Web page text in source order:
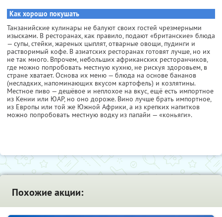
Как хорошо покушать
Танзанийские кулинары не балуют своих гостей чрезмерными
изысками. В ресторанах, как правило, подают «британские» блюда
— супы, стейки, жареных цыплят, отварные овощи, пудинги и
растворимый кофе. В азиатских ресторанах готовят лучше, но их
не так много. Впрочем, небольших африканских ресторанчиков,
где можно попробовать местную кухню, не рискуя здоровьем, в
стране хватает. Основа их меню — блюда на основе бананов
(несладких, напоминающих вкусом картофель) и козлятины.
Местное пиво — дешёвое и неплохое на вкус, ещё есть импортное
из Кении или ЮАР, но оно дороже. Вино лучше брать импортное,
из Европы или той же Южной Африки, а из крепких напитков
можно попробовать местную водку из папайи — «коньяги».
Похожие акции: